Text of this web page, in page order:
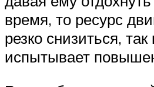
время, то ресурс
резко снизиться, так
испытывает